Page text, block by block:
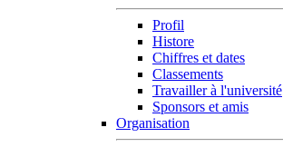
Profil
Histore
Chiffres et dates
Classements
Travailler à l'université
Sponsors et amis
Organisation